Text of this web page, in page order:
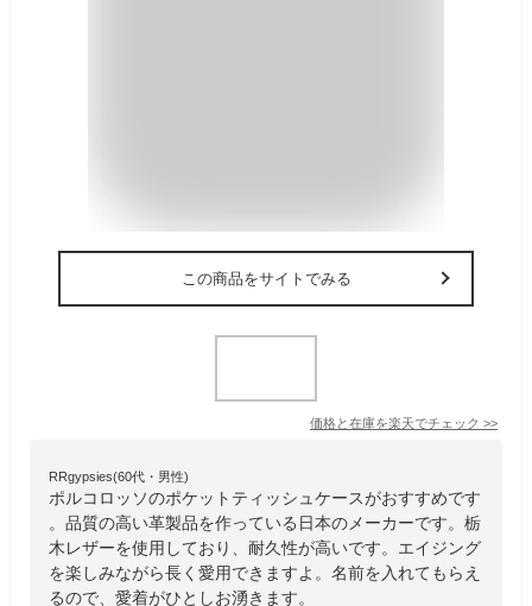
この商品をサイトでみる
価格と在庫を楽天でチェック >>
RRgypsies(60代・男性)
ポルコロッソのポケットティッシュケースがおすすめです
。品質の高い革製品を作っている日本のメーカーです。栃
木レザーを使用しており、耐久性が高いです。エイジング
を楽しみながら長く愛用できますよ。名前を入れてもらえ
るので、愛着がひとしお湧きます。